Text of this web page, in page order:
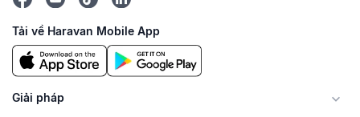
Tải về Haravan Mobile App
Giải pháp